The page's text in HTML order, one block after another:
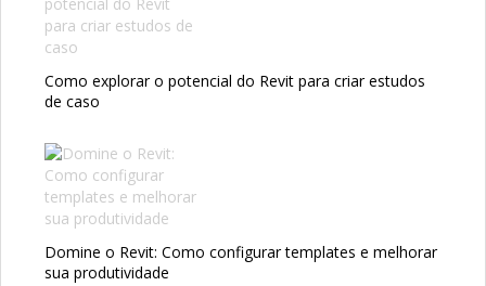
Como explorar o potencial do Revit para criar estudos
de caso
Domine o Revit: Como configurar templates e melhorar
sua produtividade